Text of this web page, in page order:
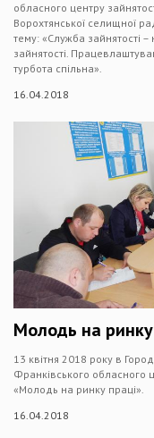
обласного центру
Ворохтянської селищної
тему: «Служба зайнятості
зайнятості.
турбота спільна».
16.04.2018
Молодь на ринку
13 квітня 2018 року в
Франківського обласного
«Молодь на ринку праці».
16.04.2018